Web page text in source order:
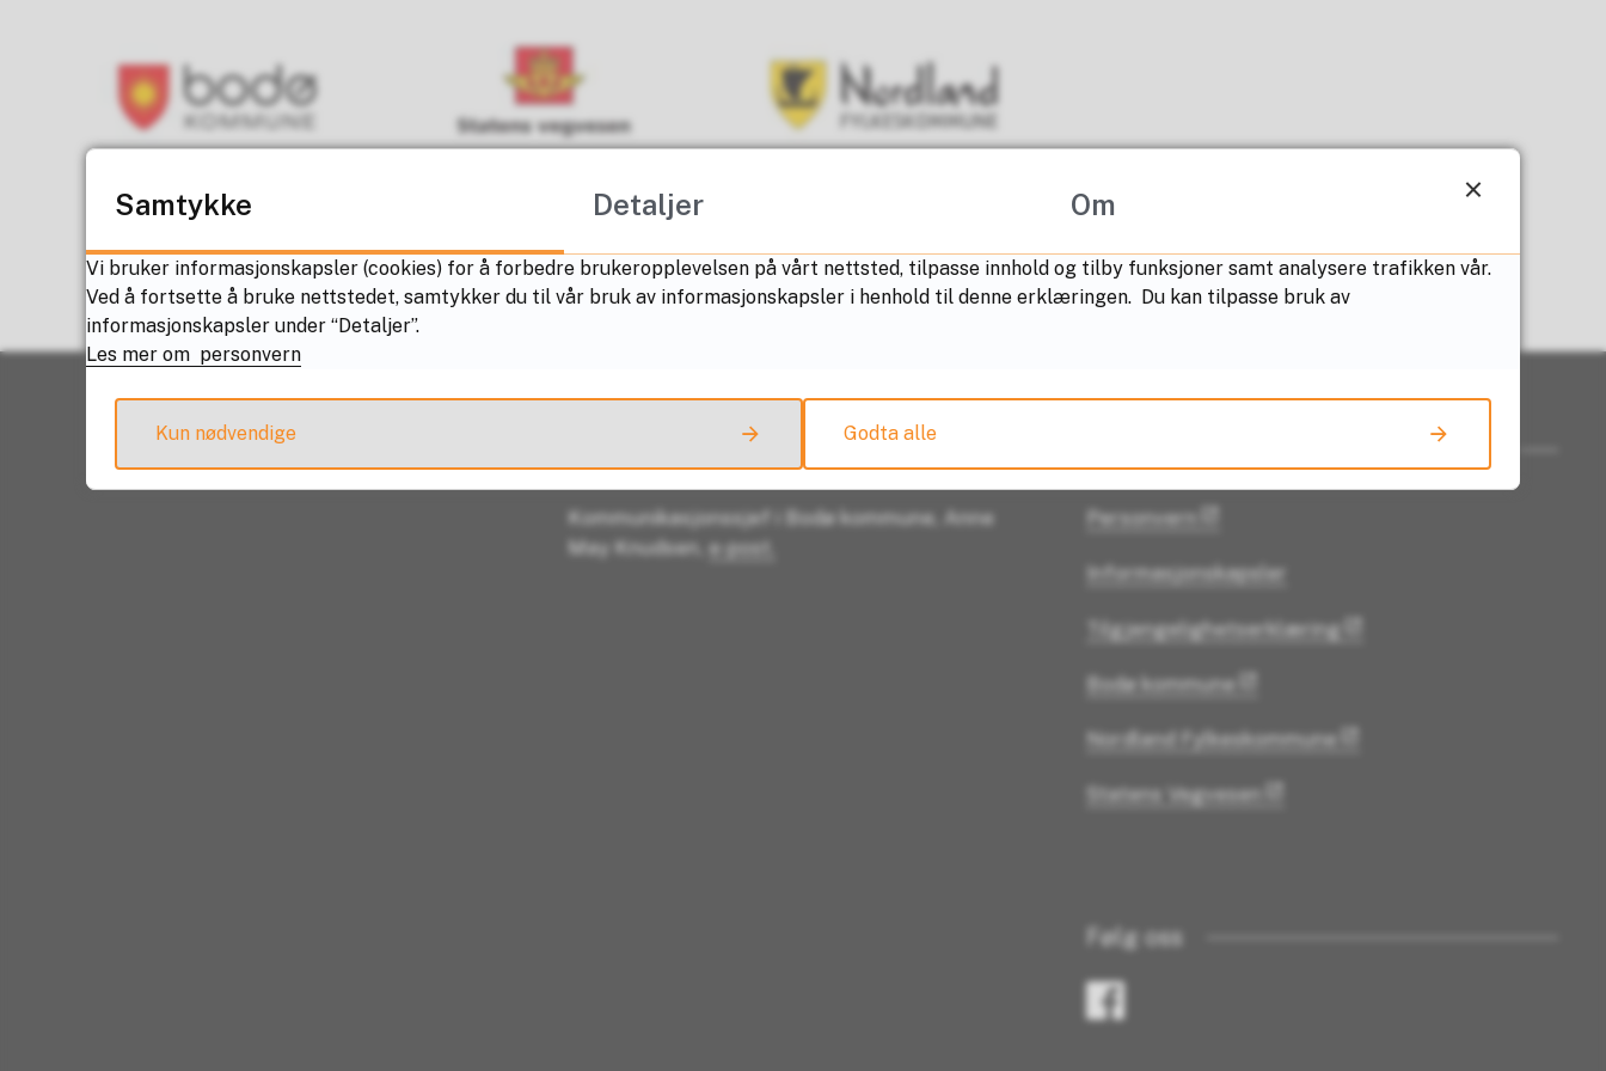
Kontakt oss
Kommunikasjonssjef i Bodø kommune, Anne
May Knudsen, e-post.
Personvern
Informasjonskapsler
Tilgjengelighetserklæring
Bodø kommune
Nordland Fylkeskommune
Statens Vegvesen
Følg oss
Samtykke Detaljer Om
Vi bruker informasjonskapsler (cookies) for å forbedre brukeropplevelsen på vårt nettsted, tilpasse innhold og tilby funksjoner samt analysere trafikken vår.
Ved å fortsette å bruke nettstedet, samtykker du til vår bruk av informasjonskapsler i henhold til denne erklæringen. Du kan tilpasse bruk av
informasjonskapsler under “Detaljer”.
Les mer om personvern
Kun nødvendige Godta alle